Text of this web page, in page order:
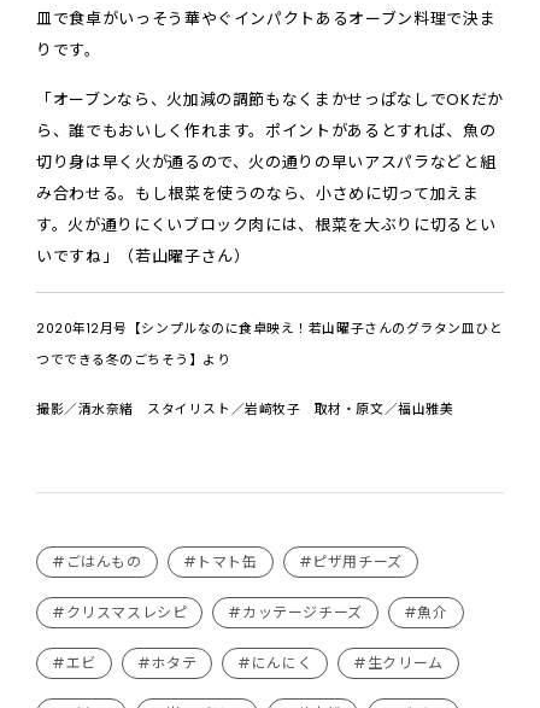
皿で食卓がいっそう華やぐインパクトあるオーブン料理で決ま
りです。
「オーブンなら、火加減の調節もなくまかせっぱなしでOKだか
ら、誰でもおいしく作れます。ポイントがあるとすれば、魚の
切り身は早く火が通るので、火の通りの早いアスパラなどと組
み合わせる。もし根菜を使うのなら、小さめに切って加えま
す。火が通りにくいブロック肉には、根菜を大ぶりに切るとい
いですね」（若山曜子さん）
2020年12月号【シンプルなのに食卓映え！若山曜子さんのグラタン皿ひと
つでできる冬のごちそう】より
撮影／清水奈緒 スタイリスト／岩﨑牧子 取材・原文／福山雅美
#ごはんもの #トマト缶 #ピザ用チーズ
#クリスマスレシピ #カッテージチーズ #魚介
#エビ #ホタテ #にんにく #生クリーム